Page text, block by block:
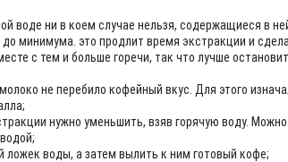
воде ни в коем случае нельзя, содержащиеся в
минимума. это продлит время экстракции и
с тем и больше горечи, так что лучше
не перебило кофейный вкус. Для этого
нужно уменьшить, взяв горячую воду.
ложек воды, а затем вылить к ним готовый кофе;